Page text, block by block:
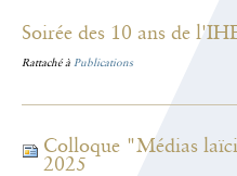
Soirée des 10 ans de
Rattaché à Publications
Colloque "Médias
2025